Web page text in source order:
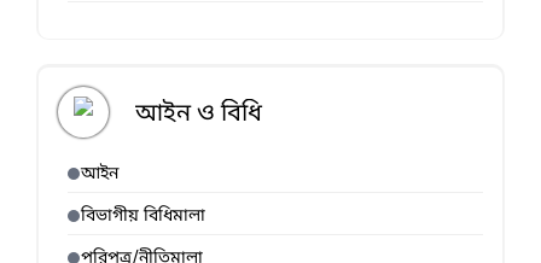
আইন ও বিধি
আইন
বিভাগীয় বিধিমালা
পরিপত্র/নীতিমালা